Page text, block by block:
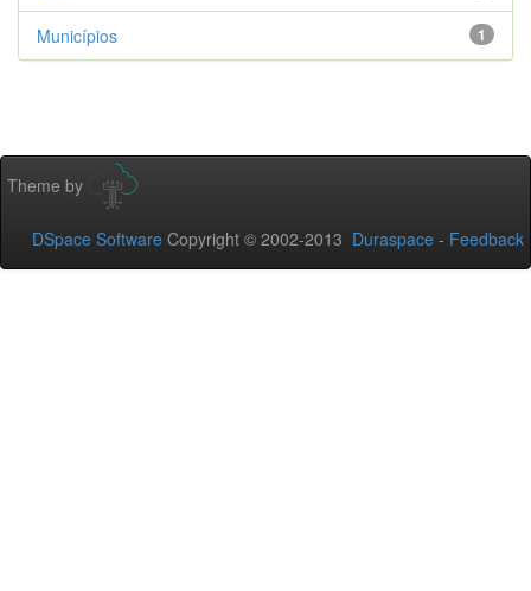
1
Municípios
Theme by
DSpace Software Copyright © 2002-2013 Duraspace - Feedback